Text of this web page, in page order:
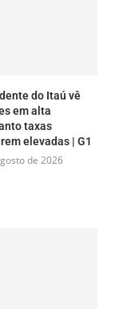
do Itaú vê
em alta
taxas
elevadas | G1
de 2026